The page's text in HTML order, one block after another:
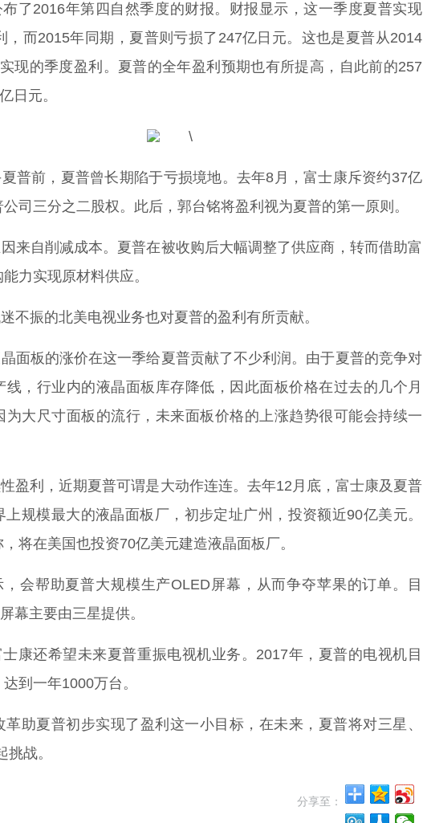
布了2016年第四自然季度的财报。财报显示，这一季度夏普实现
，而2015年同期，夏普则亏损了247亿日元。这也是夏普从2014
现的季度盈利。夏普的全年盈利预期也有所提高，自此前的257
日元。
普前，夏普曾长期陷于亏损境地。去年8月，富士康斥资约37亿
司三分之二股权。此后，郭台铭将盈利视为夏普的第一原则。
来自削减成本。夏普在被收购后大幅调整了供应商，转而借助富
力实现原材料供应。
不振的北美电视业务也对夏普的盈利有所贡献。
面板的涨价在这一季给夏普贡献了不少利润。由于夏普的竞争对
线，行业内的液晶面板库存降低，因此面板价格在过去的几个月
为大尺寸面板的流行，未来面板价格的上涨趋势很可能会持续一
盈利，近期夏普可谓是大动作连连。去年12月底，富士康及夏普
规模最大的液晶面板厂，初步定址广州，投资额近90亿美元。
将在美国也投资70亿美元建造液晶面板厂。
会帮助夏普大规模生产OLED屏幕，从而争夺苹果的订单。目
幕主要由三星提供。
康还希望未来夏普重振电视机业务。2017年，夏普的电视机目
到一年1000万台。
革助夏普初步实现了盈利这一小目标，在未来，夏普将对三星、
战。
分享至：